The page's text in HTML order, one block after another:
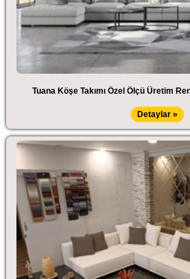
Tuana Köşe Takımı Özel Ölçü Üretim
Detaylar »